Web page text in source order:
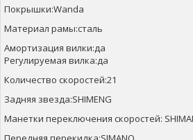
Покрышки:Wanda
Материал рамы:сталь
Амортизация вилки:да
Регулируемая вилка:да
Количество скоростей:21
Задняя звезда:SHIMENG
Манетки переключения скоростей: